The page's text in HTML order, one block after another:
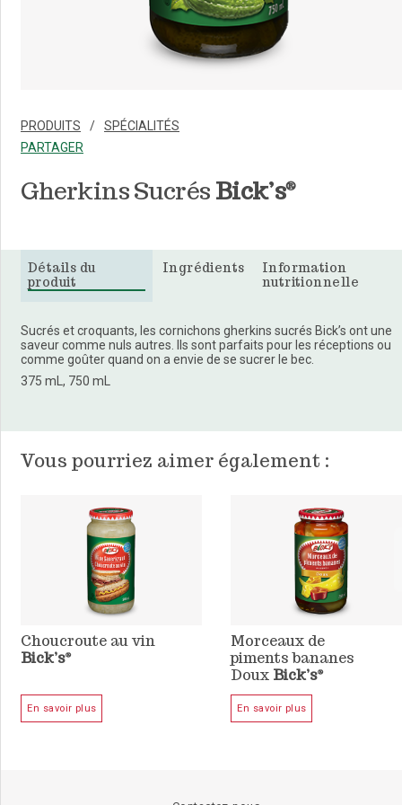
PRODUITS
SPÉCIALITÉS
PARTAGER
Gherkins Sucrés Bick’s®
Détails du
produit
Ingrédients
Information
nutritionnelle
Sucrés et croquants, les cornichons gherkins sucrés Bick’s ont une
saveur comme nuls autres. Ils sont parfaits pour les réceptions ou
comme goûter quand on a envie de se sucrer le bec.
375 mL, 750 mL
Vous pourriez aimer également :
Choucroute au vin
Bick’s®
En savoir plus
Morceaux de
piments bananes
Doux Bick’s®
En savoir plus